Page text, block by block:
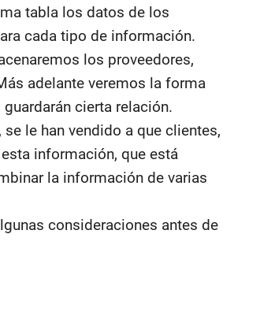
tabla los datos de los
cada tipo de información.
los proveedores,
adelante veremos la forma
cierta relación.
le han vendido a que clientes,
información, que está
la información de varias
consideraciones antes de